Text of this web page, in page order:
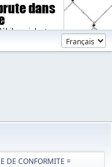
dans
violents.
DE CONFORMITE =